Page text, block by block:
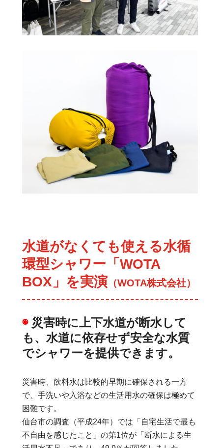
水道がなくても使える水循
環型シャワー「WOTA
BOX」を実演 （WOTA株式会社）
◉災害時に上下水道が断水して
も、水道に依存せず安全な水質
でシャワーを提供できます。
災害時、飲料水は比較的早期に確保される一方
で、手洗いや入浴などの生活用水の確保は極めて
困難です。
仙台市の調査（平成24年）では「自宅生活で最も
不自由を感じたこと」の第1位が「断水による生